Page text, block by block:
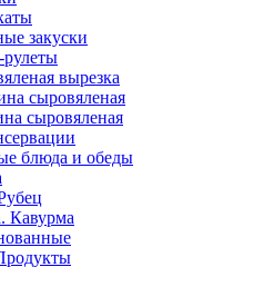
закуски
вырезка
сыровяленая
сыровяленая
блюда и обеды
Кавурма